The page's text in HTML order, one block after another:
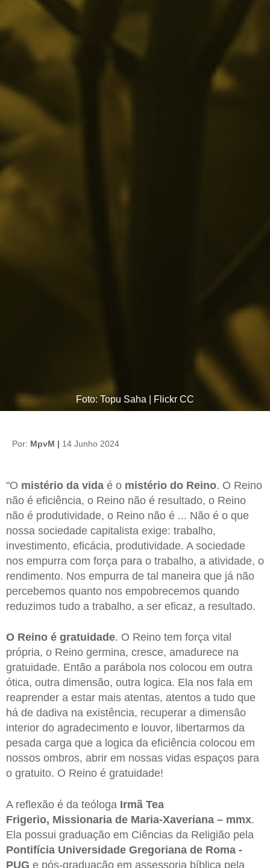
Foto: Topu Saha | Flickr CC
Por: MpvM | 14 Junho 2024
"O mistério da vida é o mistério do Reino. O Reino
não é eficiência, o Reino não é resultado, o Reino
não é produtividade, o Reino não é ... Não é o que
nossa sociedade capitalista exige: trabalho,
investimento, eficácia, produtividade. A sociedade
nos empurra com força para o trabalho, a atividade, o
rendimento. Nos empurra de tal maneira que já não
percebemos quanto nos empobrecemos quando
reduzimos tudo a trabalho, a ser eficaz, a resultado.
O Reino é gratuidade. O Reino tem força vital
própria, o Reino germina, cresce, amadurece na
gratuidade. Então a parábola nos colocou em outra
ótica, outra dimensão, outra logica. Ela nos fala em
reaprender a estar mais atentas, atentos a tudo que
há de dadiva na existência, recuperar a dimensão
interior do agradecimento e louvor, libertarmos da
pesada carga que a logica da eficiência colocou em
nossos ombros, abrir em nossas vidas espaços para
o gratuito. O Reino é gratuidade!
A reflexão é da teóloga Irmã Tea
Frigerio, Missionaria de Maria-Xaveriana – mmx.
Ela possui graduação em Ciências da Religião pela
Pontifícia Universidade Gregoriana de Roma -
PUG e pós-graduação em assessoria bíblica pela